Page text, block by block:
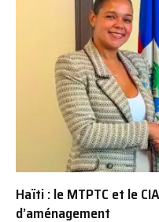
Haïti : le MTPTC et le
d’aménagement